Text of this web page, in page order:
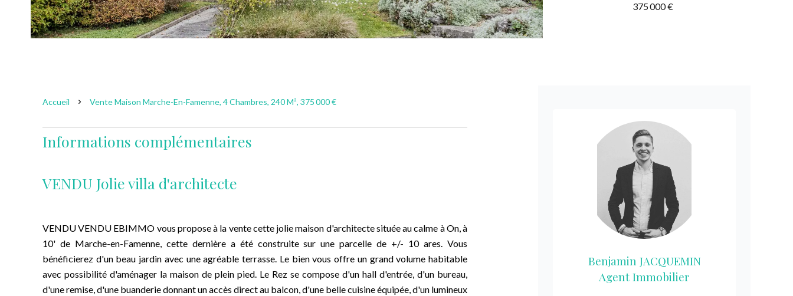
375 000 €
Accueil Vente Maison Marche-En-Famenne, 4 Chambres, 240 M², 375 000 €
Informations complémentaires
VENDU Jolie villa d'architecte
VENDU VENDU EBIMMO vous propose à la vente cette jolie maison d'architecte située au calme à On, à
10' de Marche-en-Famenne, cette dernière a été construite sur une parcelle de +/- 10 ares. Vous
bénéficierez d'un beau jardin avec une agréable terrasse. Le bien vous offre un grand volume habitable
avec possibilité d'aménager la maison de plein pied. Le Rez se compose d'un hall d'entrée, d'un bureau,
d'une remise, d'une buanderie donnant un accès direct au balcon, d'une belle cuisine équipée, d'un lumineux
Benjamin JACQUEMIN
Agent Immobilier